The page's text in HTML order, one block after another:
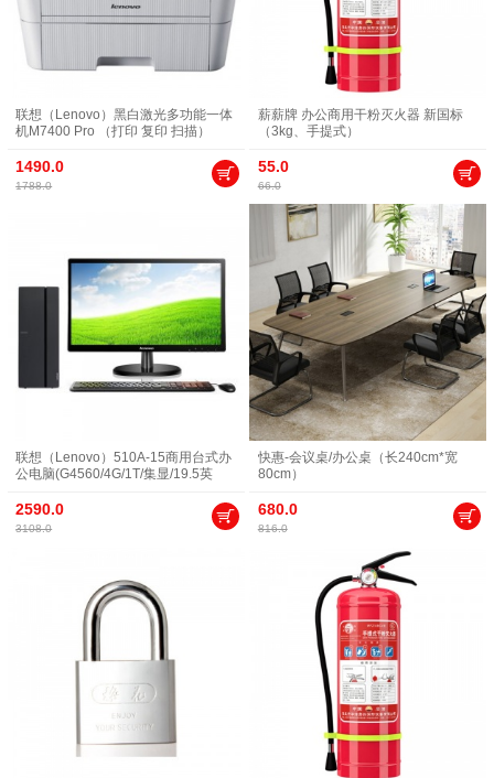
联想（Lenovo）黑白激光多功能一体
机M7400 Pro （打印 复印 扫描）
1490.0
1788.0
薪薪牌 办公商用干粉灭火器 新国标
（3kg、手提式）
55.0
66.0
联想（Lenovo）510A-15商用台式办
公电脑(G4560/4G/1T/集显/19.5英
2590.0
3108.0
快惠-会议桌/办公桌（长240cm*宽
80cm）
680.0
816.0